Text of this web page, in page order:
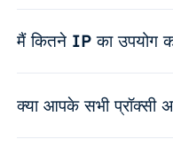
मैं कितने IP का उपयोग
क्या आपके सभी प्रॉक्सी